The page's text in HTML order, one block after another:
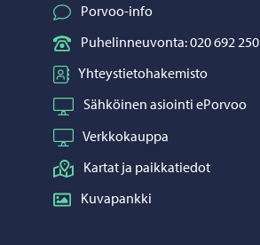
Porvoo-info
Puhelinneuvonta: 020 692 250
Yhteystietohakemisto
Sähköinen asiointi ePorvoo
Verkkokauppa
Kartat ja paikkatiedot
Kuvapankki